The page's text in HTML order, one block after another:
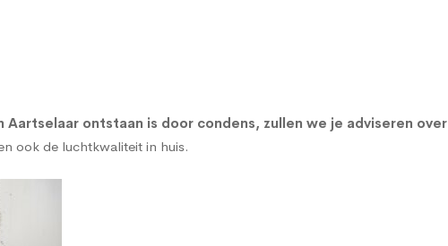
ontstaan is door condens, zullen we je adviseren over
ook de luchtkwaliteit in huis.